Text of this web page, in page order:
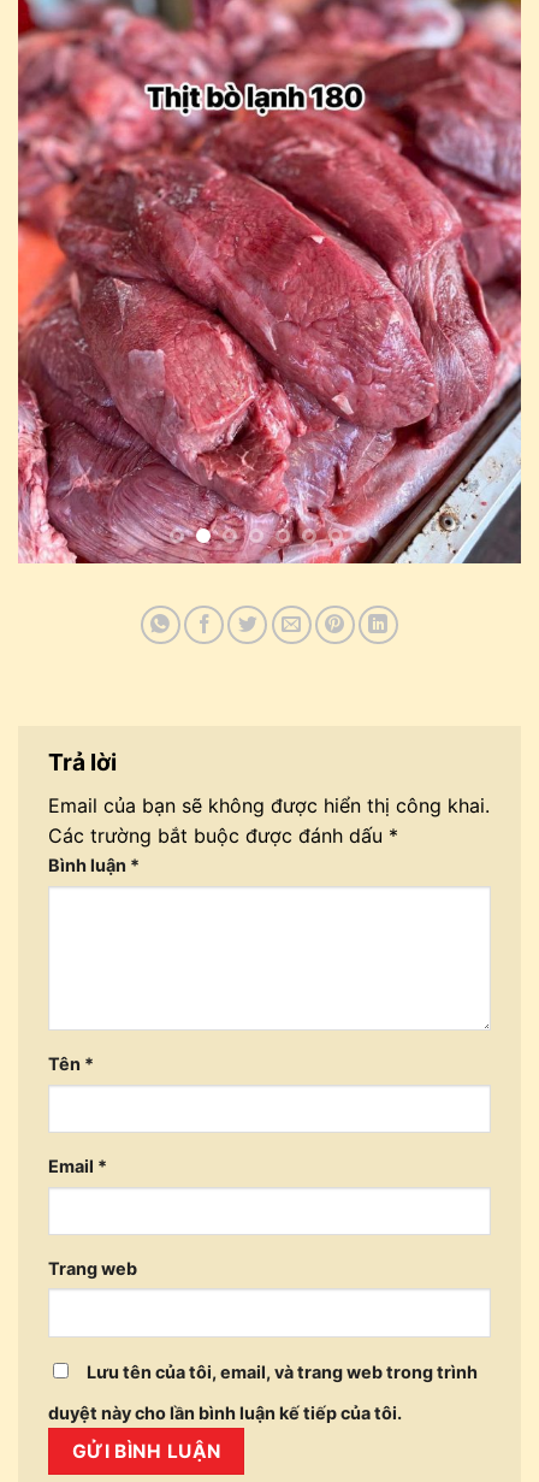
Trả lời
Email của bạn sẽ không được hiển thị công khai.
Các trường bắt buộc được đánh dấu *
Bình luận *
Tên *
Email *
Trang web
Lưu tên của tôi, email, và trang web trong trình
duyệt này cho lần bình luận kế tiếp của tôi.